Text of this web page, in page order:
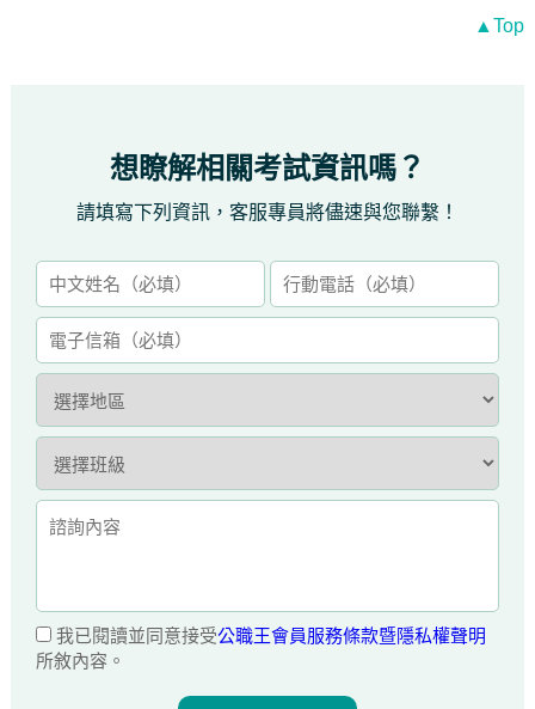
▲Top
想瞭解相關考試資訊嗎？
請填寫下列資訊，客服專員將儘速與您聯繫！
我已閱讀並同意接受公職王會員服務條款暨隱私權聲明
所敘內容。